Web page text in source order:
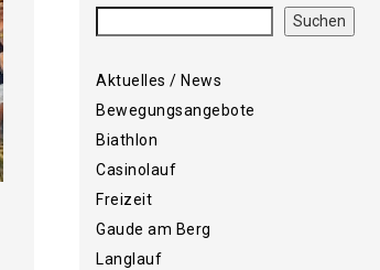
Suchen
Aktuelles / News
Bewegungsangebote
Biathlon
Casinolauf
Freizeit
Gaude am Berg
Langlauf